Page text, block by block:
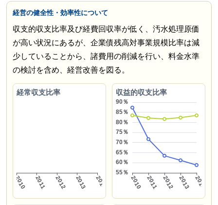
経営の健全性・効率性について
収支的収支比率及び経費回収率が低く、汚水処理原価
が高い状況にあるが、企業債残高対事業規模比率は減
少していることから、諸費用の削減を行い、料金水準
の検討を含め、経営改善を図る。
経常収支比率 収益的収支比率